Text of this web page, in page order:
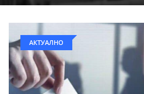
АКТУАЛНО